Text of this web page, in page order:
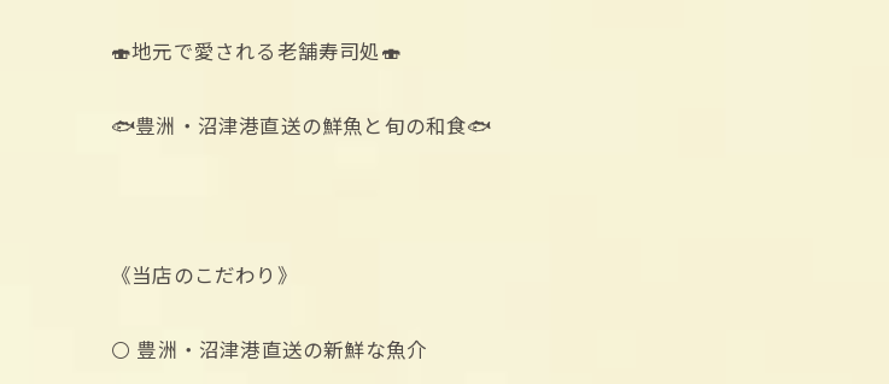
🍣地元で愛される老舗寿司処🍣
🐟豊洲・沼津港直送の鮮魚と旬の和食🐟
《当店のこだわり》
⚪️ 豊洲・沼津港直送の新鮮な魚介